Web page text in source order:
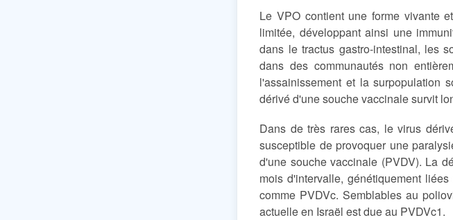
Le VPO contient une forme vivante
limitée, développant ainsi une
dans le tractus gastro-intestinal, les
dans des communautés non
l'assainissement et la surpopulation
dérivé d'une souche vaccinale survit
Dans de très rares cas, le virus
susceptible de provoquer une
d'une souche vaccinale (PVDV). La
mois d'intervalle, génétiquement
comme PVDVc. Semblables au
actuelle en Israël est due au PVDVc1.